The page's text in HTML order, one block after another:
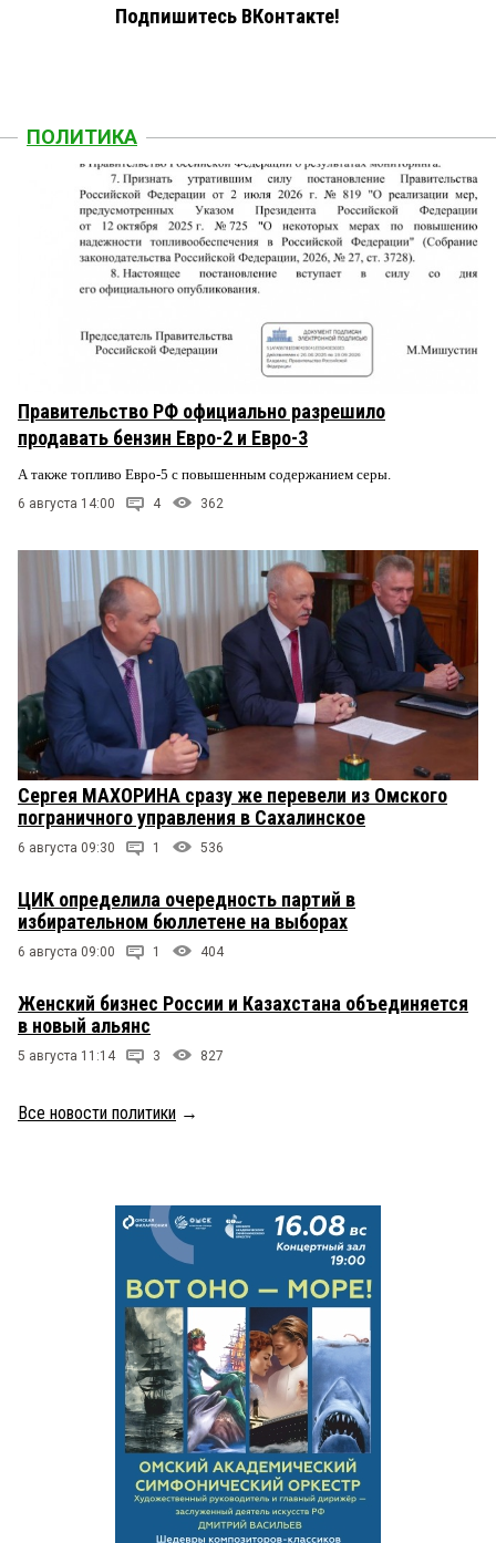
Подпишитесь ВКонтакте!
ПОЛИТИКА
Правительство РФ официально разрешило
продавать бензин Евро-2 и Евро-3
А также топливо Евро-5 с повышенным содержанием серы.
6 августа 14:00 4 362
Сергея МАХОРИНА сразу же перевели из Омского
пограничного управления в Сахалинское
6 августа 09:30 1 536
ЦИК определила очередность партий в
избирательном бюллетене на выборах
6 августа 09:00 1 404
Женский бизнес России и Казахстана объединяется
в новый альянс
5 августа 11:14 3 827
Все новости политики →